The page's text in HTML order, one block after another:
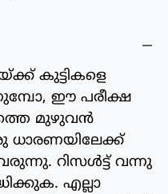
കുട്ടികളെ
ഈ പരീക്ഷ
മുഴുവൻ
ധാരണയിലേക്ക്
റിസൾട്ട് വന്നു
എല്ലാ